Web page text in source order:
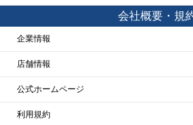
会社概要・規
企業情報
店舗情報
公式ホームページ
利用規約